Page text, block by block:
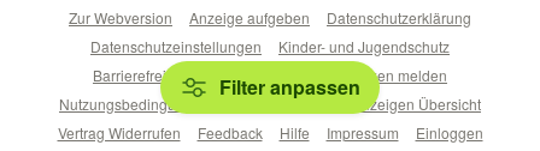
Filter anpassen
Zur Webversion Anzeige aufgeben
Datenschutzerklärung
Datenschutzeinstellungen
Kinder- und Jugendschutz
Barrierefreiheitserklärung
Sicherheitslücken melden
Nutzungsbedingungen
Beliebte Suchen
Anzeigen Übersicht
Vertrag Widerrufen
Feedback Hilfe Impressum Einloggen